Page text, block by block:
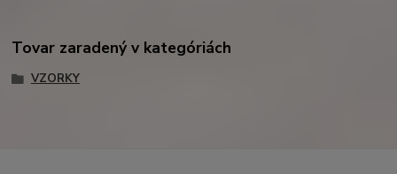
Tovar zaradený v kategóriách
VZORKY